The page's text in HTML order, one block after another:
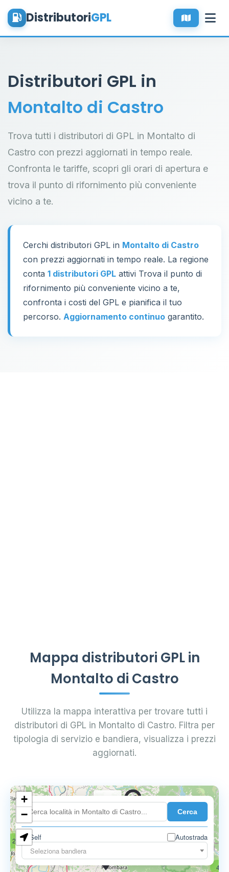
DistributoriGPL
Distributori GPL in
Montalto di Castro
Trova tutti i distributori di GPL in Montalto di
Castro con prezzi aggiornati in tempo reale.
Confronta le tariffe, scopri gli orari di apertura e
trova il punto di rifornimento più conveniente
vicino a te.
Cerchi distributori GPL in Montalto di Castro
con prezzi aggiornati in tempo reale. La regione
conta 1 distributori GPL attivi Trova il punto di
rifornimento più conveniente vicino a te,
confronta i costi del GPL e pianifica il tuo
percorso. Aggiornamento continuo garantito.
Mappa distributori GPL in
Montalto di Castro
Utilizza la mappa interattiva per trovare tutti i
distributori di GPL in Montalto di Castro. Filtra per
tipologia di servizio e bandiera, visualizza i prezzi
aggiornati.
Cerca
Self
Autostrada
Seleziona bandiera
2
18
4
+
−